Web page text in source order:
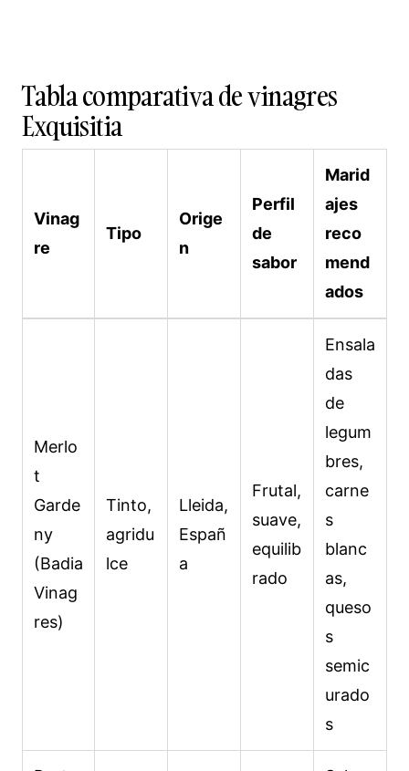
Tabla comparativa de vinagres
Exquisitia
Vinag
re
Tipo
Orige
n
Perfil
de
sabor
Marid
ajes
reco
mend
ados
Merlo
t
Garde
ny
(Badia
Vinag
res)
Tinto,
agridu
lce
Lleida,
Españ
a
Frutal,
suave,
equilib
rado
Ensala
das
de
legum
bres,
carne
s
blanc
as,
queso
s
semic
urado
s